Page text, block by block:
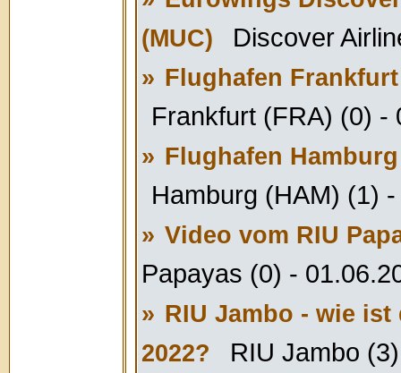
(MUC)
Discover
» Flughafen
Frankfurt (FRA) (0) -
» Flughafen
Hamburg (HAM) (1)
» Video vom RIU
Papayas (0) -
» RIU Jambo - wie
2022?
RIU Jambo